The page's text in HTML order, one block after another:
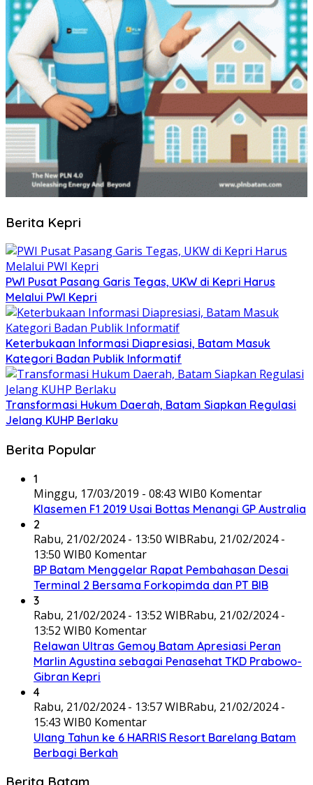
Berita Kepri
PWI Pusat Pasang Garis Tegas, UKW di Kepri Harus
Melalui PWI Kepri
Keterbukaan Informasi Diapresiasi, Batam Masuk
Kategori Badan Publik Informatif
Transformasi Hukum Daerah, Batam Siapkan Regulasi
Jelang KUHP Berlaku
Berita Popular
1
Minggu, 17/03/2019 - 08:43 WIB0 Komentar
Klasemen F1 2019 Usai Bottas Menangi GP Australia
2
Rabu, 21/02/2024 - 13:50 WIBRabu, 21/02/2024 -
13:50 WIB0 Komentar
BP Batam Menggelar Rapat Pembahasan Desai
Terminal 2 Bersama Forkopimda dan PT BIB
3
Rabu, 21/02/2024 - 13:52 WIBRabu, 21/02/2024 -
13:52 WIB0 Komentar
Relawan Ultras Gemoy Batam Apresiasi Peran
Marlin Agustina sebagai Penasehat TKD Prabowo-
Gibran Kepri
4
Rabu, 21/02/2024 - 13:57 WIBRabu, 21/02/2024 -
15:43 WIB0 Komentar
Ulang Tahun ke 6 HARRIS Resort Barelang Batam
Berbagi Berkah